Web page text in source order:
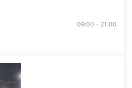
09:00 - 21:00